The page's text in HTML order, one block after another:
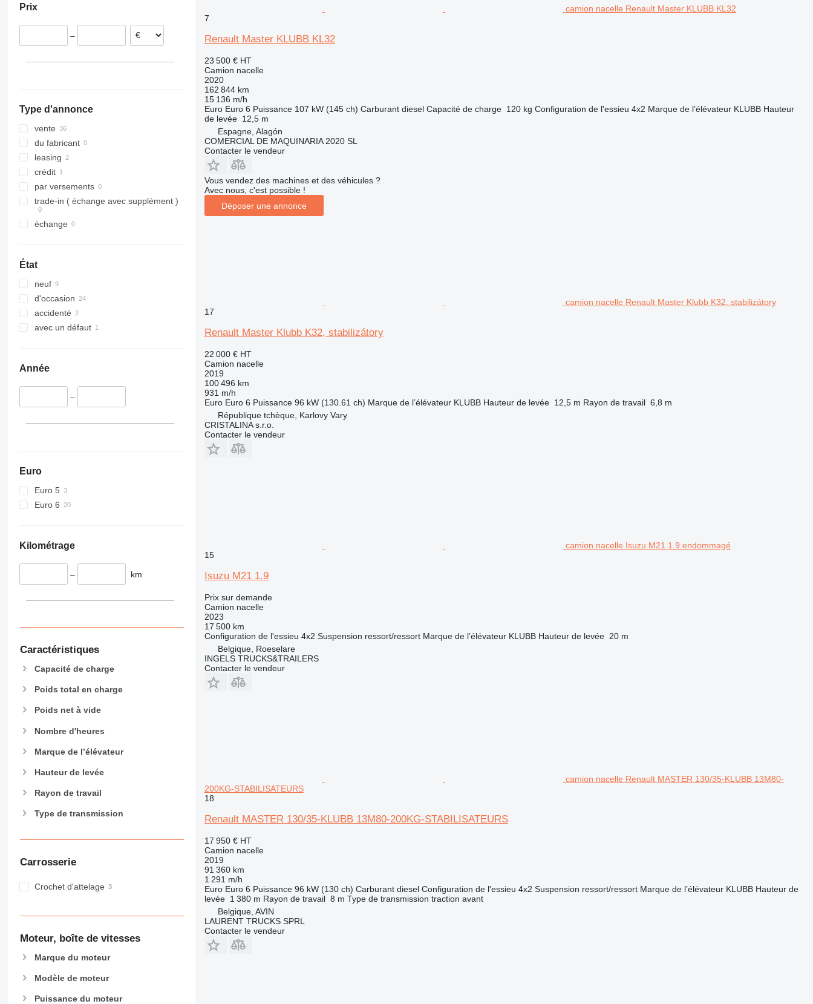
Pologne
Belgique
Prix
–
Type d'annonce
vente
du fabricant
leasing
crédit
par versements
trade-in ( échange avec supplément )
échange
État
neuf
d'occasion
accidenté
avec un défaut
Année
–
Euro
Euro 5
Euro 6
Kilométrage
– km
Caractéristiques
Capacité de charge
Poids total en charge
Poids net à vide
Nombre d'heures
Marque de l’élévateur
Hauteur de levée
Rayon de travail
Type de transmission
Carrosserie
Crochet d'attelage
Moteur, boîte de vitesses
Marque du moteur
Modèle de moteur
Puissance du moteur
camion nacelle Renault Master KLUBB KL32
7
Renault Master KLUBB KL32
23 500 € HT
Camion nacelle
2020
162 844 km
15 136 m/h
Euro Euro 6 Puissance 107 kW (145 ch) Carburant diesel Capacité de charge 120 kg Configuration de l'essieu 4x2 Marque de l’élévateur KLUBB Hauteur
de levée 12,5 m
Espagne, Alagón
COMERCIAL DE MAQUINARIA 2020 SL
Contacter le vendeur
Vous vendez des machines et des véhicules ?
Avec nous, c'est possible !
Déposer une annonce
camion nacelle Renault Master Klubb K32, stabilizátory
17
Renault Master Klubb K32, stabilizátory
22 000 € HT
Camion nacelle
2019
100 496 km
931 m/h
Euro Euro 6 Puissance 96 kW (130.61 ch) Marque de l’élévateur KLUBB Hauteur de levée 12,5 m Rayon de travail 6,8 m
République tchèque, Karlovy Vary
CRISTALINA s.r.o.
Contacter le vendeur
camion nacelle Isuzu M21 1.9 endommagé
15
Isuzu M21 1.9
Prix sur demande
Camion nacelle
2023
17 500 km
Configuration de l'essieu 4x2 Suspension ressort/ressort Marque de l’élévateur KLUBB Hauteur de levée 20 m
Belgique, Roeselare
INGELS TRUCKS&TRAILERS
Contacter le vendeur
camion nacelle Renault MASTER 130/35-KLUBB 13M80-
200KG-STABILISATEURS
18
Renault MASTER 130/35-KLUBB 13M80-200KG-STABILISATEURS
17 950 € HT
Camion nacelle
2019
91 360 km
1 291 m/h
Euro Euro 6 Puissance 96 kW (130 ch) Carburant diesel Configuration de l'essieu 4x2 Suspension ressort/ressort Marque de l’élévateur KLUBB Hauteur de
levée 1 380 m Rayon de travail 8 m Type de transmission traction avant
Belgique, AVIN
LAURENT TRUCKS SPRL
Contacter le vendeur